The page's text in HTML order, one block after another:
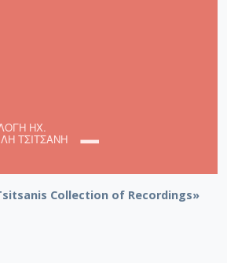
Collection of Recordings»